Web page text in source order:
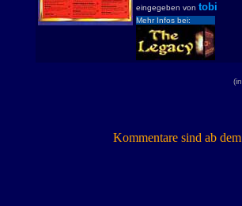
eingegeben von tobi
Mehr Infos bei:
Kommentare sind ab